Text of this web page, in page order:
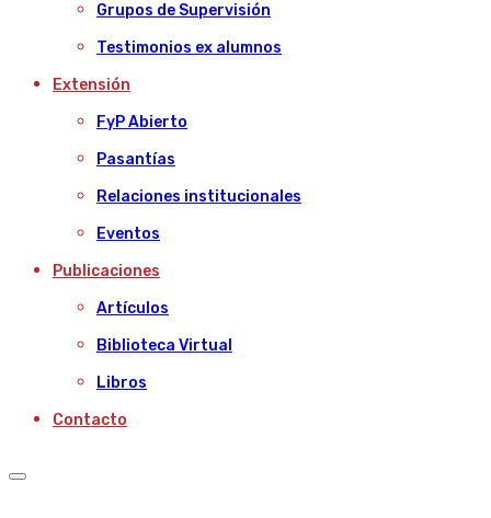
Grupos de Supervisión
Testimonios ex alumnos
Extensión
FyP Abierto
Pasantías
Relaciones institucionales
Eventos
Publicaciones
Artículos
Biblioteca Virtual
Libros
Contacto